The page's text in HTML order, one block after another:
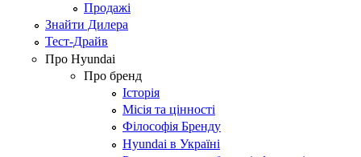
Продажі
Знайти Дилера
Тест-Драйв
Про Hyundai
Про бренд
Історія
Місія та цінності
Філософія Бренду
Hyundai в Україні